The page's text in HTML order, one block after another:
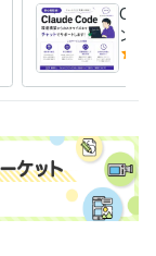
ント
迎！